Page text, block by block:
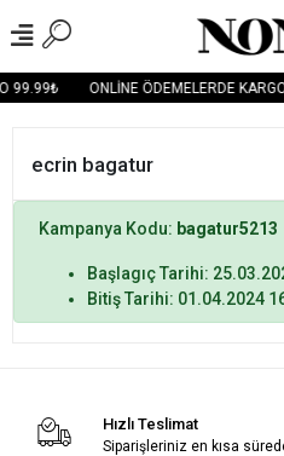
99.99₺ ONLİNE ÖDEMELERDE
ecrin bagatur
Kampanya Kodu: bagatur5213
Başlagıç Tarihi:
Bitiş Tarihi: 01.04.2024
Hızlı Teslimat
Siparişleriniz en kısa